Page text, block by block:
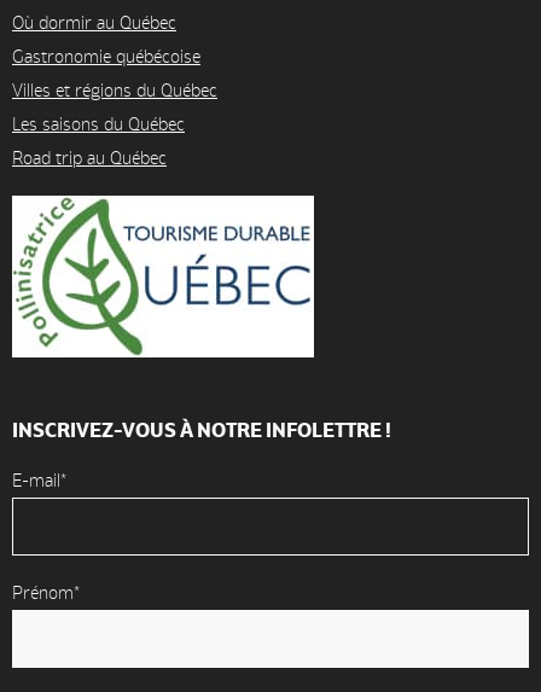
Où dormir au Québec
Gastronomie québécoise
Villes et régions du Québec
Les saisons du Québec
Road trip au Québec
INSCRIVEZ-VOUS À NOTRE INFOLETTRE !
E-mail*
Prénom*